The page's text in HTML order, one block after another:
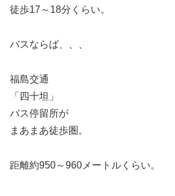
徒歩17～18分くらい。
バスならば、、、
福島交通
「四十坦」
バス停留所が
まあまあ徒歩圏。
距離約950～960メートルくらい。